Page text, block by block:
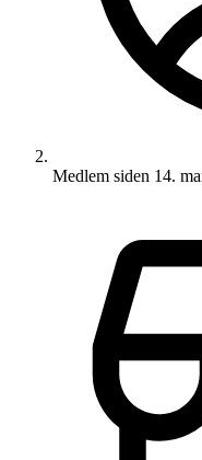
Medlem siden 14.